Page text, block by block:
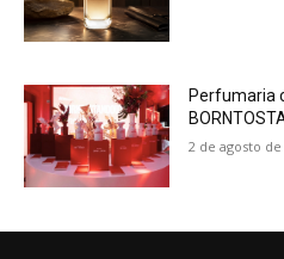
Perfumaria
2 de agosto de